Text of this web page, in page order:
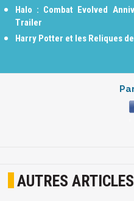
Halo : Combat Evolved
Trailer
Harry Potter et les Reliques
AUTRES ARTICLES